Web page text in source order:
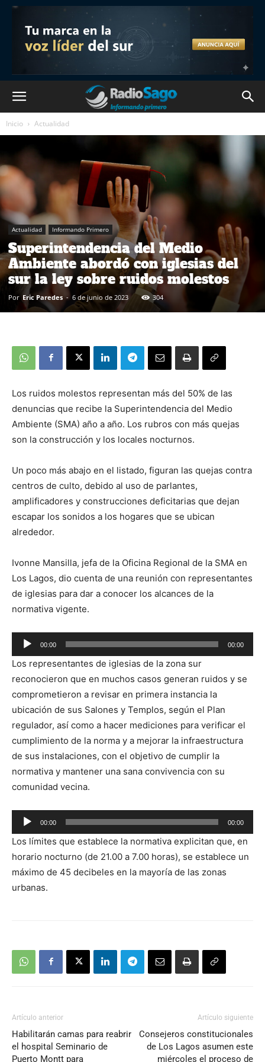
Inicio Actualidad
Actualidad Informando Primero
Superintendencia del Medio
Ambiente abordó con iglesias del
sur la ley sobre ruidos molestos
Por Eric Paredes - 6 de junio de 2023 304
Los ruidos molestos representan más del 50% de las
denuncias que recibe la Superintendencia del Medio
Ambiente (SMA) año a año. Los rubros con más quejas
son la construcción y los locales nocturnos.
Un poco más abajo en el listado, figuran las quejas contra
centros de culto, debido al uso de parlantes,
amplificadores y construcciones deficitarias que dejan
escapar los sonidos a los hogares que se ubican
alrededor.
Ivonne Mansilla, jefa de la Oficina Regional de la SMA en
Los Lagos, dio cuenta de una reunión con representantes
de iglesias para dar a conocer los alcances de la
normativa vigente.
Reproductor
de
audio
00:00 00:00
Los representantes de iglesias de la zona sur
reconocieron que en muchos casos generan ruidos y se
comprometieron a revisar en primera instancia la
ubicación de sus Salones y Templos, según el Plan
regulador, así como a hacer mediciones para verificar el
cumplimiento de la norma y a mejorar la infraestructura
de sus instalaciones, con el objetivo de cumplir la
normativa y mantener una sana convivencia con su
comunidad vecina.
Reproductor
de
audio
00:00 00:00
Los límites que establece la normativa explicitan que, en
horario nocturno (de 21.00 a 7.00 horas), se establece un
máximo de 45 decibeles en la mayoría de las zonas
urbanas.
Artículo anterior
Habilitarán camas para reabrir
el hospital Seminario de
Puerto Montt para
Artículo siguiente
Consejeros constitucionales
de Los Lagos asumen este
miércoles el proceso de